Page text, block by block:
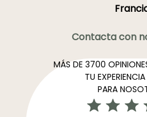
Contacta con
MÁS DE 3700
TU
PARA